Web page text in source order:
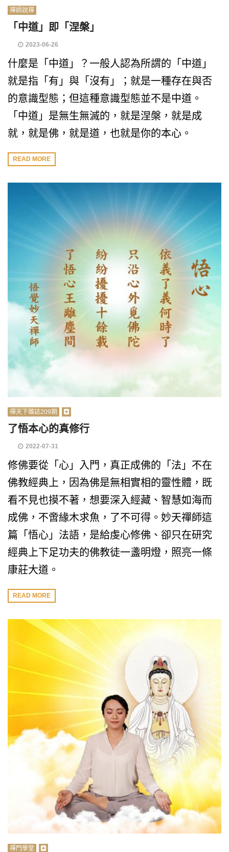
禪師說禪
「中道」即「涅槃」
2023-06-26
什麼是「中道」？一般人認為所謂的「中道」
就是指「有」與「沒有」；就是一種存在與否
的意識型態；但這種意識型態並不是中道。
「中道」是無生無滅的，就是涅槃，就是成
就，就是佛，就是道，也就是你的本心。
READ MORE
禪天下雜誌209期
了悟本心的真修行
2022-07-31
修佛要從「心」入門，真正成佛的「法」不在
佛教經典上，因為佛是無相實相的靈性體，既
看不見也摸不著，想要深入經藏、智慧如海而
成佛，不啻緣木求魚，了不可得。妙天禪師這
篇「悟心」法語，是給虔心修佛、卻只在研究
經典上下足功夫的佛教徒一盞明燈，照亮一條
康莊大道。
READ MORE
禪門學堂